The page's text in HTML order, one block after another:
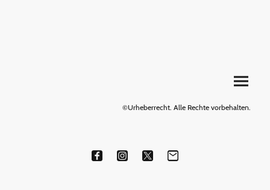
©Urheberrecht. Alle Rechte vorbehalten.